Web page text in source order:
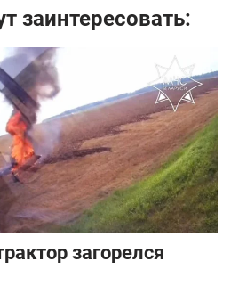
заинтересовать:
загорелся